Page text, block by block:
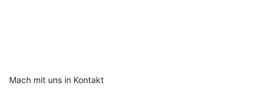
Mach mit uns in Kontakt